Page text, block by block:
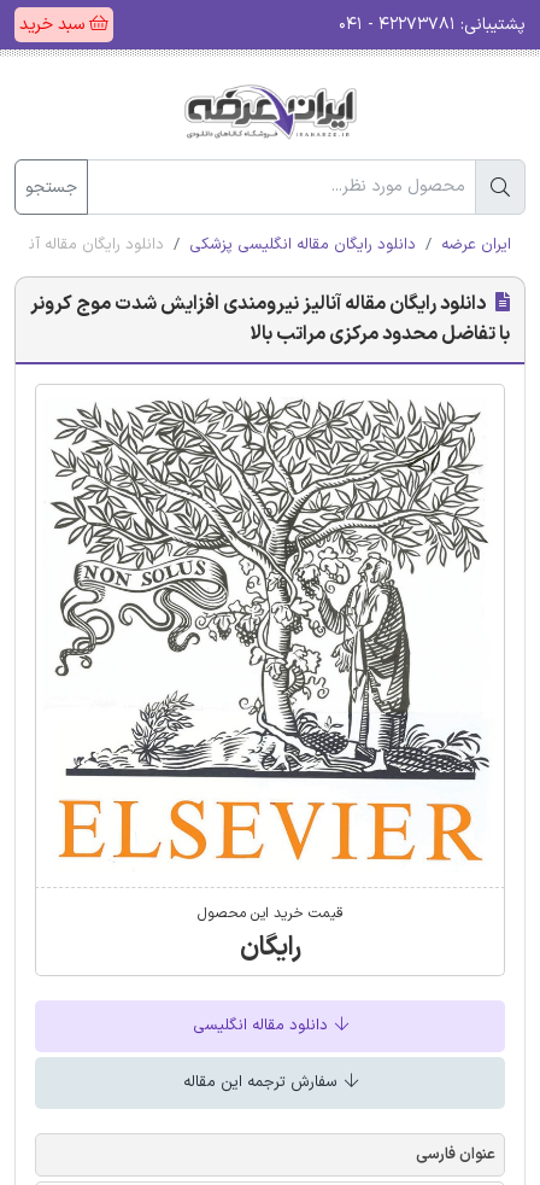
پشتیبانی: سبد خرید
جستجو
ایران عرضه دانلود رایگان مقاله انگلیسی پزشکی دانلود رایگان مقاله
دانلود رایگان مقاله آنالیز نیرومندی افزایش شدت موج کرونر
با تفاضل محدود مرکزی مراتب بالا
قیمت خرید این محصول
رایگان
دانلود مقاله انگلیسی
سفارش ترجمه این مقاله
عنوان فارسی